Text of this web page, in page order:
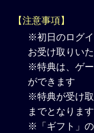
【注意事項】
※初日のログ
お受け取りい
※特典は、ゲ
ができます
※特典が受け
までとなります
※「ギフト」